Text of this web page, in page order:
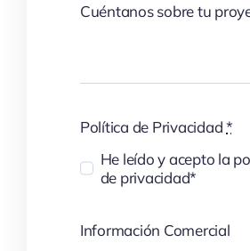
Cuéntanos sobre tu
Política de Privacidad*
He leído y acepto la
de privacidad*
Información Comercial